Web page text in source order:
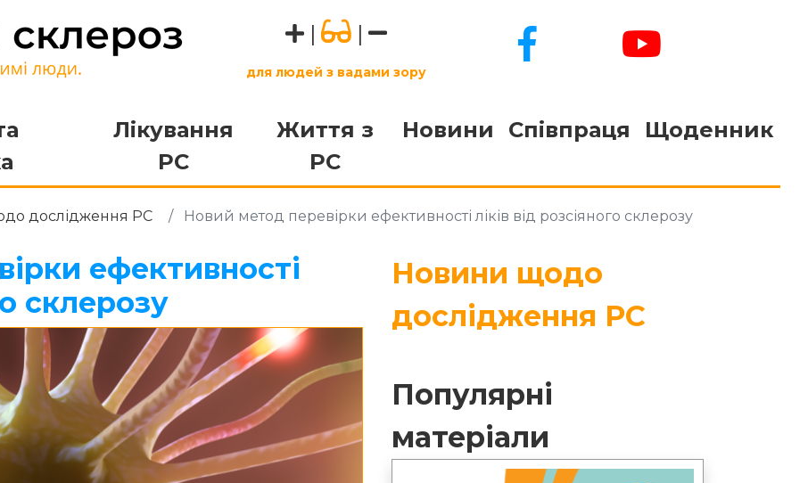
| |
для людей з вадами зору
Лікування
РС
Життя з
РС
Новини Співпраця Щоденник
дослідження РС Новий метод перевірки ефективності ліків від розсіяного склерозу
ефективності
склерозу
Новини щодо
дослідження РС
Популярні
матеріали